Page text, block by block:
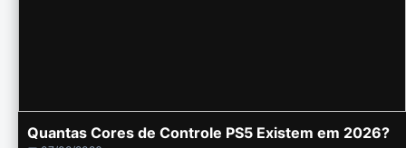
Quantas Cores de Controle PS5 Existem em 2026?